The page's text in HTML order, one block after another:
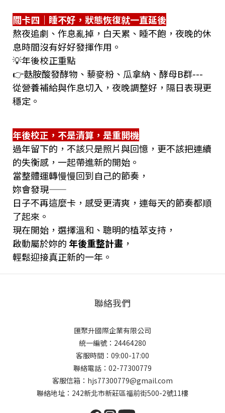
關卡四｜睡不好，狀態恢復就一直延後
熬夜追劇、作息亂掉，白天累、睡不飽，夜晚的休
息時間沒有好好發揮作用。
💡年後校正重點
👉麩胺酸發酵物、藜麥粉、瓜拿納、酵母B群---
從營養補給與作息切入，夜晚調整好，隔日表現更
穩定。
年後校正，不是清算，是重開機
過年留下的，不該只是照片與回憶，更不該把連續
的失衡感，一起帶進新的開始。
當整體運轉慢慢回到自己的節奏，
妳會發現——
日子不再這麼卡，感受更清爽，連每天的節奏都順
了起來。
現在開始，選擇溫和、聰明的植萃支持，
啟動屬於妳的 年後重整計畫 ，
輕鬆迎接真正新的一年。
聯絡我們
匯聚升國際企業有限公司
統一編號：24464280
客服時間：09:00-17:00
聯絡電話：02-77300779
客服信箱：hjs77300779@gmail.com
聯絡地址：242新北市新莊區福前街500-2號11樓